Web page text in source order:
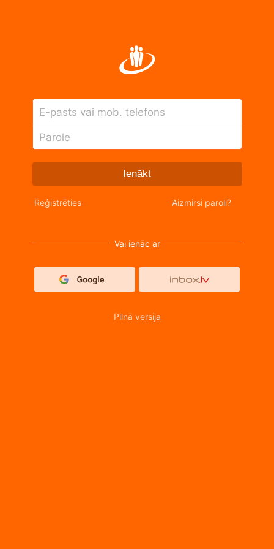
E-pasts vai mob. telefons
Parole
Ienākt
Reģistrēties Aizmirsi paroli?
Vai ienāc ar
Pilnā versija